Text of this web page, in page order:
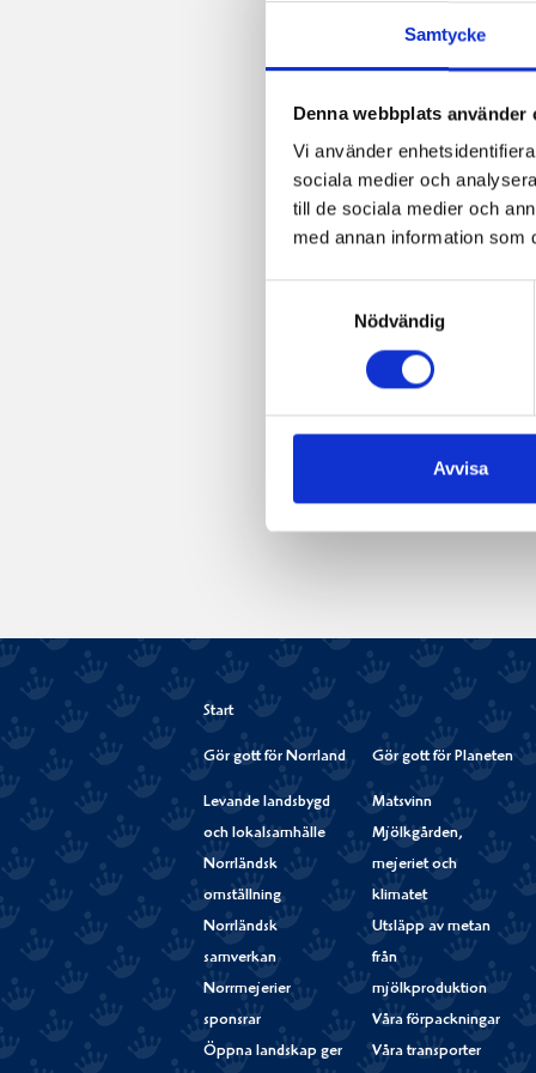
Samtycke
Denna webbplats använder
Vi använder
sociala medier och
till de sociala medier och
med annan information som
Nödvändig
Avvisa
Start
Gör gott för Norrland
Levande landsbygd
och lokalsamhälle
Norrländsk
omställning
Norrländsk
samverkan
Norrmejerier
sponsrar
Öppna landskap ger
Gör gott för Planeten
Matsvinn
Mjölkgården,
mejeriet och
klimatet
Utsläpp av metan
från
mjölkproduktion
Våra förpackningar
Våra transporter